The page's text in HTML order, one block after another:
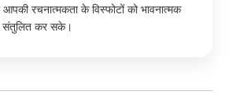
रचनात्मकता के विस्फोटों को भावनात्मक
संतुलित कर सके।